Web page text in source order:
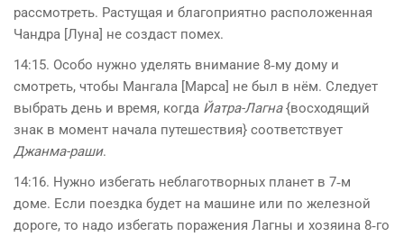
рассмотреть. Растущая и благоприятно расположенная
Чандра [Луна] не создаст помех.
14:15. Особо нужно уделять внимание 8‑му дому и
смотреть, чтобы Мангала [Марса] не был в нём. Следует
выбрать день и время, когда Йатра-Лагна{восходящий
знак в момент начала путешествия} соответствует
Джанма-раши.
14:16. Нужно избегать неблаготворных планет в 7‑м
доме. Если поездка будет на машине или по железной
дороге, то надо избегать поражения Лагны и хозяина 8‑го